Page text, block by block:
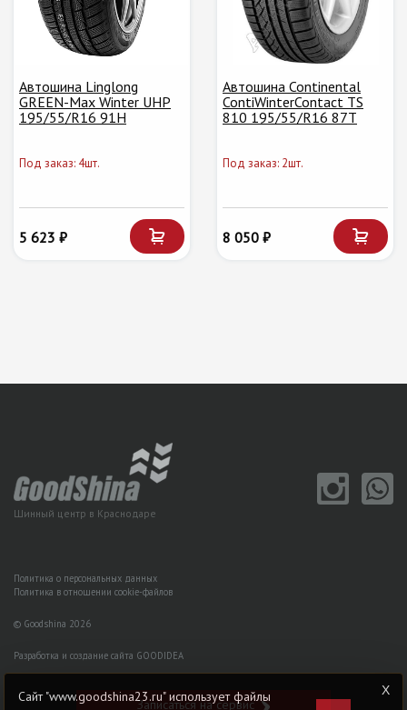
Автошина Linglong
GREEN-Max Winter UHP
195/55/R16 91H
Под заказ: 4шт.
5 623 ₽
Автошина Continental
ContiWinterContact TS
810 195/55/R16 87T
Под заказ: 2шт.
8 050 ₽
Шинный центр в Краснодаре
Политика о персональных данных
Политика в отношении cookie-файлов
© Goodshina 2026
Разработка и создание сайта GOODIDEA
Записаться на сервис
Сайт "www.goodshina23.ru" использует файлы